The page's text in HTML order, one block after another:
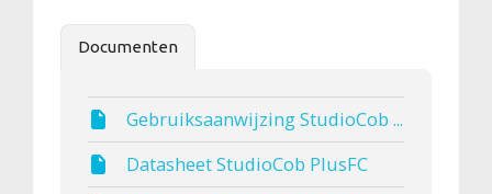
Documenten
Gebruiksaanwijzing StudioCob ...
Datasheet StudioCob PlusFC